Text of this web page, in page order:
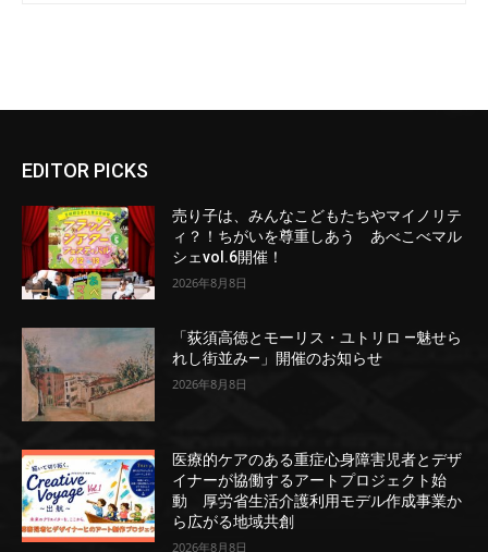
EDITOR PICKS
売り子は、みんなこどもたちやマイノリテ
ィ？！ちがいを尊重しあう あべこべマル
シェvol.6開催！
2026年8月8日
「荻須高徳とモーリス・ユトリロ ―魅せら
れし街並み―」開催のお知らせ
2026年8月8日
医療的ケアのある重症心身障害児者とデザ
イナーが協働するアートプロジェクト始
動 厚労省生活介護利用モデル作成事業か
ら広がる地域共創
2026年8月8日